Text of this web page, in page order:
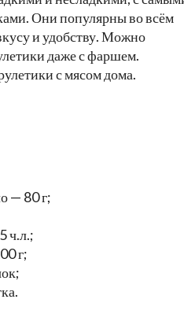
Они популярны во всём
и удобству. Можно
даже с фаршем.
с мясом дома.
— 80 г;
ч.л.;
г;